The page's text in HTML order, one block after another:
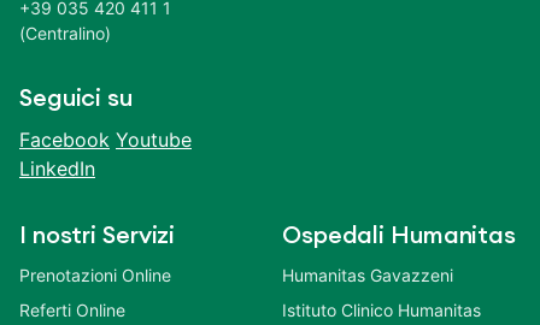
+39 035 420 411 1
(Centralino)
Seguici su
Facebook Youtube
LinkedIn
I nostri Servizi
Prenotazioni Online
Referti Online
Ospedali Humanitas
Humanitas Gavazzeni
Istituto Clinico Humanitas